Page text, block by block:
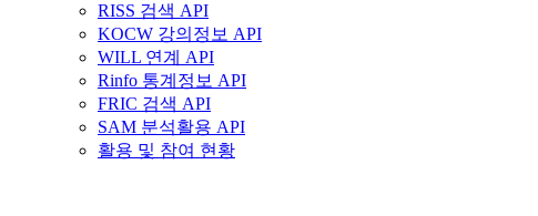
RISS 검색 API
KOCW 강의정보 API
WILL 연계 API
Rinfo 통계정보 API
FRIC 검색 API
SAM 분석활용 API
활용 및 참여 현황